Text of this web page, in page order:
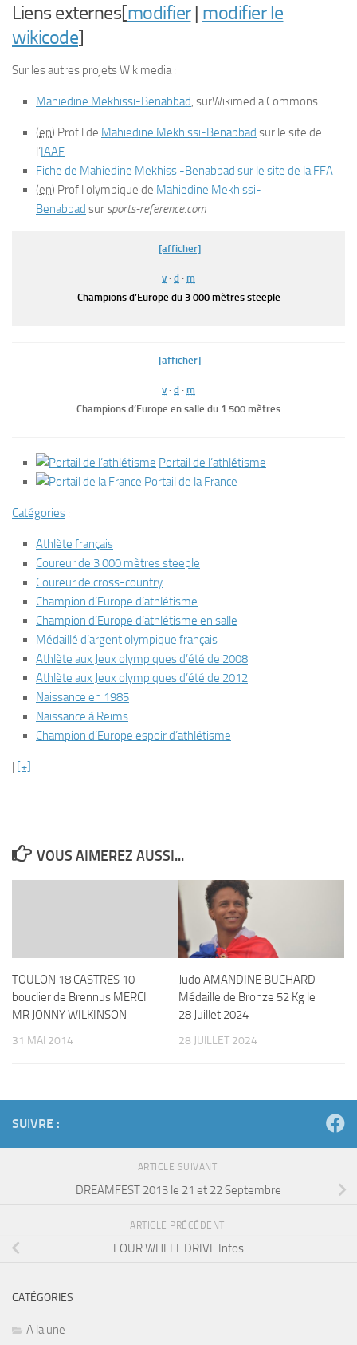
Liens externes[modifier| modifier le
wikicode]
Sur les autres projets Wikimedia :
Mahiedine Mekhissi-Benabbad, surWikimedia Commons
(en) Profil de Mahiedine Mekhissi-Benabbad sur le site de
l’IAAF
Fiche de Mahiedine Mekhissi-Benabbad sur le site de la FFA
(en) Profil olympique de Mahiedine Mekhissi-
Benabbad sur sports-reference.com
[afficher]
v · d · m
Champions d’Europe du 3 000 mètres steeple
[afficher]
v · d · m
Champions d’Europe en salle du 1 500 mètres
Portail de l’athlétisme
Portail de la France
Catégories :
Athlète français
Coureur de 3 000 mètres steeple
Coureur de cross-country
Champion d’Europe d’athlétisme
Champion d’Europe d’athlétisme en salle
Médaillé d’argent olympique français
Athlète aux Jeux olympiques d’été de 2008
Athlète aux Jeux olympiques d’été de 2012
Naissance en 1985
Naissance à Reims
Champion d’Europe espoir d’athlétisme
[+]
VOUS AIMEREZ AUSSI...
TOULON 18 CASTRES 10
bouclier de Brennus MERCI
MR JONNY WILKINSON
31 MAI 2014
Judo AMANDINE BUCHARD
Médaille de Bronze 52 Kg le
28 Juillet 2024
28 JUILLET 2024
SUIVRE :
ARTICLE SUIVANT
DREAMFEST 2013 le 21 et 22 Septembre
ARTICLE PRÉCÉDENT
FOUR WHEEL DRIVE Infos
CATÉGORIES
A la une